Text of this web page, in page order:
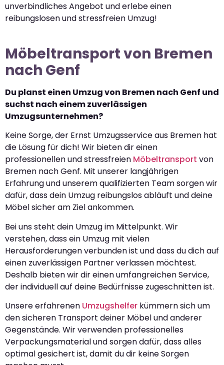
unverbindliches Angebot und erlebe einen
reibungslosen und stressfreien Umzug!
Möbeltransport von Bremen
nach Genf
Du planst einen Umzug von Bremen nach Genf und
suchst nach einem zuverlässigen
Umzugsunternehmen?
Keine Sorge, der Ernst Umzugsservice aus Bremen hat
die Lösung für dich! Wir bieten dir einen
professionellen und stressfreien Möbeltransport von
Bremen nach Genf. Mit unserer langjährigen
Erfahrung und unserem qualifizierten Team sorgen wir
dafür, dass dein Umzug reibungslos abläuft und deine
Möbel sicher am Ziel ankommen.
Bei uns steht dein Umzug im Mittelpunkt. Wir
verstehen, dass ein Umzug mit vielen
Herausforderungen verbunden ist und dass du dich auf
einen zuverlässigen Partner verlassen möchtest.
Deshalb bieten wir dir einen umfangreichen Service,
der individuell auf deine Bedürfnisse zugeschnitten ist.
Unsere erfahrenen Umzugshelfer kümmern sich um
den sicheren Transport deiner Möbel und anderer
Gegenstände. Wir verwenden professionelles
Verpackungsmaterial und sorgen dafür, dass alles
optimal gesichert ist, damit du dir keine Sorgen